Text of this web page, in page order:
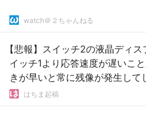
watch＠２ちゃんねる
【悲報】スイッチ2の液晶ディス
イッチ1より応答速度が遅いこ
きが早いと常に残像が発生して
はちま起稿